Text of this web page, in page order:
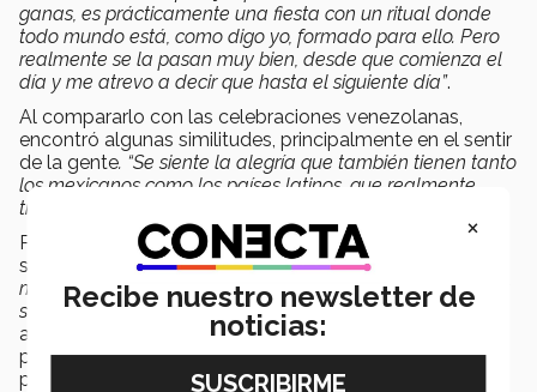
ganas, es prácticamente una fiesta con un ritual donde
todo mundo está, como digo yo, formado para ello. Pero
realmente se la pasan muy bien, desde que comienza el
día y me atrevo a decir que hasta el siguiente día”.
Al compararlo con las celebraciones venezolanas,
encontró algunas similitudes, principalmente en el sentir
de la gente. “Se siente la alegría que también tienen tanto
los mexicanos como los países latinos, que realmente
tienden a sentir mucho orgullo por su país”.
Por su parte, Claudia nos compartió haber sentido un
shock cultural durante sus primeros eventos cívicos
mi país, debido al pasado, los festejos del día de la patria
son muy sobrios, nada de grandes ceremonias”.Cuatro
años en México le han permitido comprender
profundamente las diferentes formas en que las
personas demuestran el respeto a su nación.
×
Recibe nuestro newsletter de
noticias: